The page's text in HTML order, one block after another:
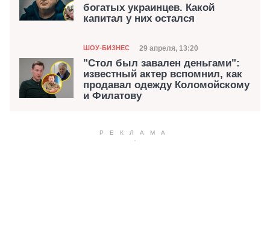
богатых украинцев. Какой
капитал у них остался
Категория
ШОУ-БИЗНЕС Дата публикации
29 апреля, 13:20
"Стол был завален деньгами":
известный актер вспомнил, как
продавал одежду Коломойскому
и Филатову